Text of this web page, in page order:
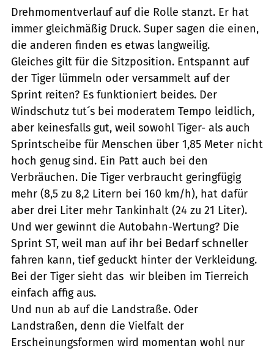
Drehmomentverlauf auf die Rolle stanzt. Er hat
immer gleichmäßig Druck. Super sagen die einen,
die anderen finden es etwas langweilig.
Gleiches gilt für die Sitzposition. Entspannt auf
der Tiger lümmeln oder versammelt auf der
Sprint reiten? Es funktioniert beides. Der
Windschutz tut´s bei moderatem Tempo leidlich,
aber keinesfalls gut, weil sowohl Tiger- als auch
Sprintscheibe für Menschen über 1,85 Meter nicht
hoch genug sind. Ein Patt auch bei den
Verbräuchen. Die Tiger verbraucht geringfügig
mehr (8,5 zu 8,2 Litern bei 160 km/h), hat dafür
aber drei Liter mehr Tankinhalt (24 zu 21 Liter).
Und wer gewinnt die Autobahn-Wertung? Die
Sprint ST, weil man auf ihr bei Bedarf schneller
fahren kann, tief geduckt hinter der Verkleidung.
Bei der Tiger sieht das  wir bleiben im Tierreich 
einfach affig aus.
Und nun ab auf die Landstraße. Oder
Landstraßen, denn die Vielfalt der
Erscheinungsformen wird momentan wohl nur